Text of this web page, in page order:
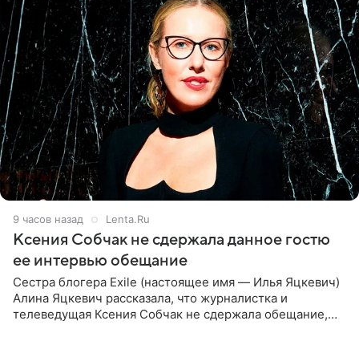
9 часов назад Lenta.Ru
Ксения Собчак не сдержала данное гостю
ее интервью обещание
Сестра блогера Exile (настоящее имя — Илья Яцкевич)
Алина Яцкевич рассказала, что журналистка и
телеведущая Ксения Собчак не сдержала обещание,